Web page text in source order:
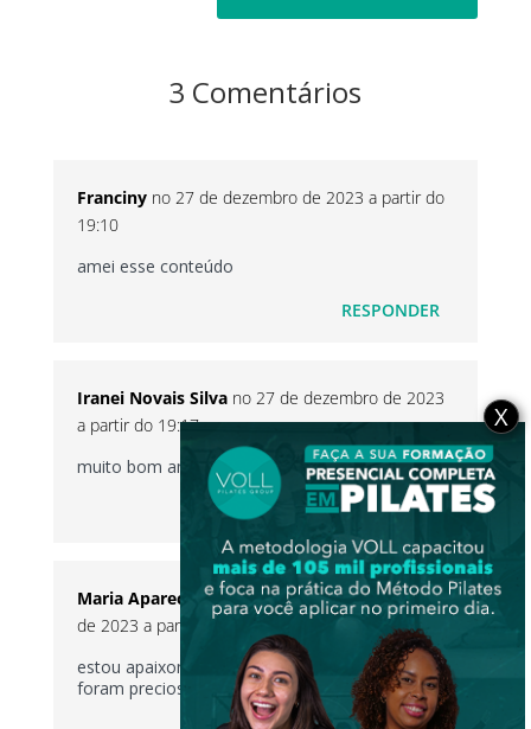
3 Comentários
Franciny no 27 de dezembro de 2023 a partir do
19:10
amei esse conteúdo
RESPONDER
Iranei Novais Silva no 27 de dezembro de 2023
a partir do 19:17
muito bom amei
RESPONDER
Maria Aparecida Miranda no 29 de dezembro
de 2023 a partir do 07:32
estou apaixonada por Pilates e essas dicas
foram preciosas
X